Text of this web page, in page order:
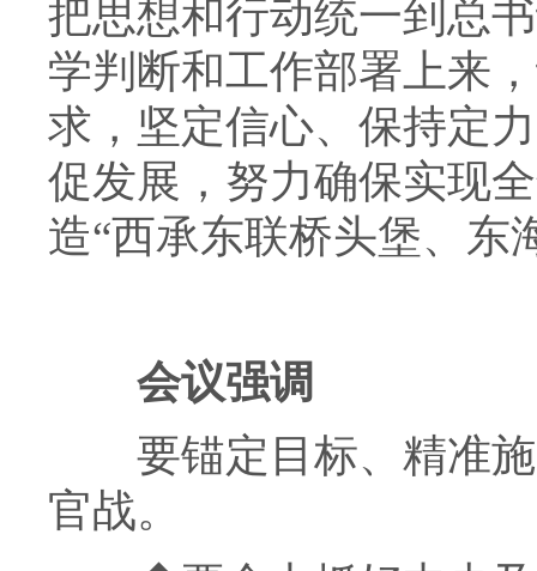
把思想和行动统一到总
学判断和工作部署上来
求，坚定信心、保持定
促发展，努力确保实现
造“西承东联桥头堡、东
会议强调
要锚定目标、精准施
官战。